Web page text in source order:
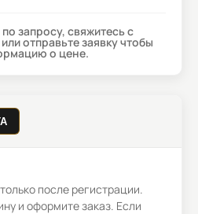
запросу, свяжитесь с
отправьте заявку чтобы
о цене.
после регистрации.
и оформите заказ. Если